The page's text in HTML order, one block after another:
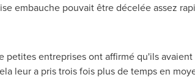
embauche pouvait être décelée assez
petites entreprises ont affirmé qu'ils
leur a pris trois fois plus de temps en